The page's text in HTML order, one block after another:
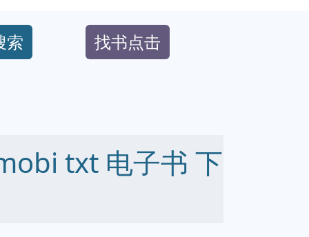
索 找书点击
txt 电子书 下